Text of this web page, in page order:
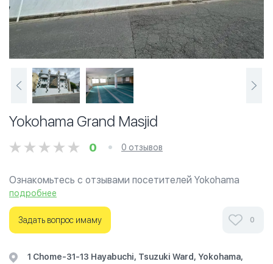
Yokohama Grand Masjid
0 0 отзывов
Ознакомьтесь с отзывами посетителей Yokohama
Grand Masjid в г.Иокогама на фотографиях и узнайте о
часах работы. Ваше духовное путешествие начинается
здесь.
подробнее
Задать вопрос имаму 0
1 Chome-31-13 Hayabuchi, Tsuzuki Ward, Yokohama,